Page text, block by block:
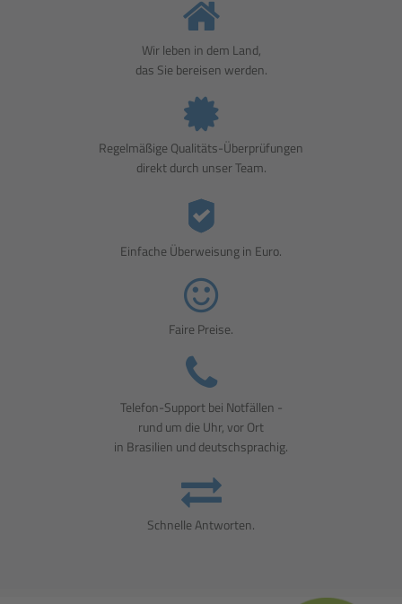
Wir leben in dem Land,
das Sie bereisen werden.
Regelmäßige Qualitäts-Überprüfungen
direkt durch unser Team.
Einfache Überweisung in Euro.
Faire Preise.
Telefon-Support bei Notfällen -
rund um die Uhr, vor Ort
in Brasilien und deutschsprachig.
Schnelle Antworten.